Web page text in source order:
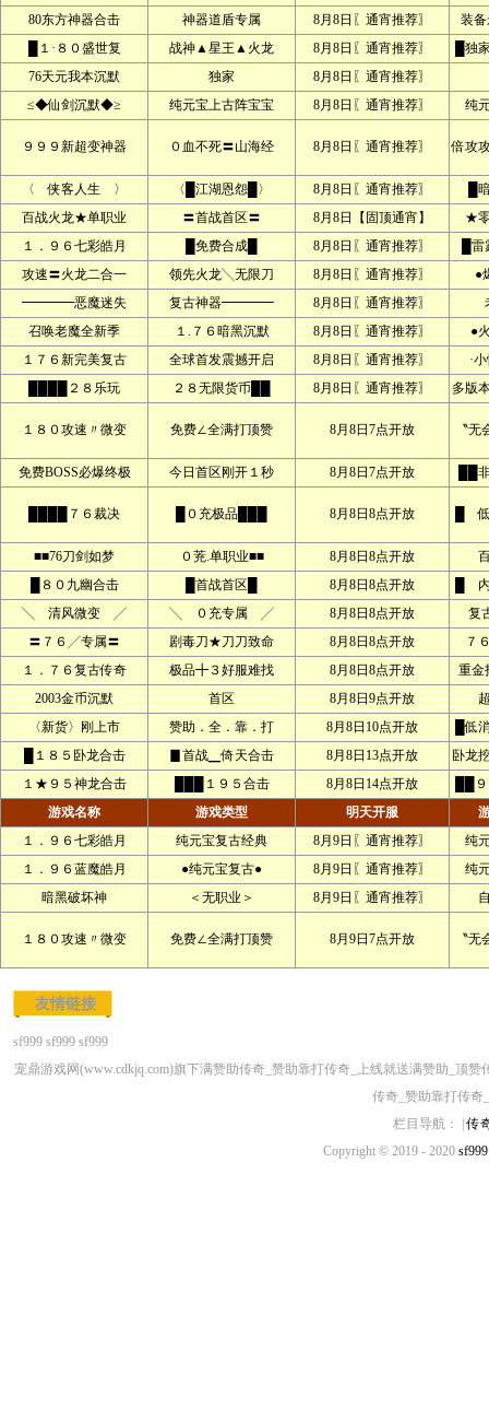
80东方神器合击 神器道盾专属 8月8日〖通宵推荐〗
装
█１·８０盛世复
战神▲星王▲火龙 8月8日〖通宵推荐〗
█独
76天元我本沉默
独家
8月8日〖通宵推荐〗
≤◆仙剑沉默◆≥
纯元宝上古阵宝宝 8月8日〖通宵推荐〗 纯
９９９新超变神器 ０血不死〓山海经 8月8日〖通宵推荐〗 倍攻
〈 侠客人生 〉 〈█江湖恩怨█〉 8月8日〖通宵推荐〗
█
百战火龙★单职业
〓首战首区〓 8月8日【固顶通宵】
★
１．９６七彩皓月
█免费合成█ 8月8日〖通宵推荐〗
█
攻速〓火龙二合一
领先火龙╲无限刀 8月8日〖通宵推荐〗
●
━━━━恶魔迷失
复古神器━━━━ 8月8日〖通宵推荐〗
召唤老魔全新季
１.７６暗黑沉默 8月8日〖通宵推荐〗
●
１７６新完美复古
全球首发震撼开启 8月8日〖通宵推荐〗
·
████２８乐玩
２８无限货币██ 8月8日〖通宵推荐〗 多版
１８０攻速〃微变 免费∠全满打顶赞 8月8日7点开放 〝
免费BOSS必爆终极 今日首区刚开１秒 8月8日7点开放 ██
████７６裁决 █０充极品███ 8月8日8点开放 █
■■76刀剑如梦 ０茺.单职业■■ 8月8日8点开放
█８０九幽合击
█首战首区█ 8月8日8点开放
█
╲ 清风微变 ╱
╲ ０充专属 ╱ 8月8日8点开放
复
〓７６╱专属〓
剧毒刀★刀刀致命 8月8日8点开放
７
１．７６复古传奇
极品╋３好服难找 8月8日8点开放
重金
2003金币沉默
首区 8月8日9点开放
〈新货〉刚上市
赞助．全．靠．打 8月8日10点开放
█低
█１８５卧龙合击
▊首战▁倚天合击 8月8日13点开放
卧龙
１★９５神龙合击
███１９５合击 8月8日14点开放
██
游戏名称
游戏类型 明天开服
１．９６七彩皓月
纯元宝复古经典 8月9日〖通宵推荐〗
纯
１．９６蓝魔皓月
●纯元宝复古● 8月9日〖通宵推荐〗
纯
暗黑破坏神
＜无职业＞ 8月9日〖通宵推荐〗
１８０攻速〃微变 免费∠全满打顶赞 8月9日7点开放 〝
友情链接
sf999 sf999 sf999
宠鼎游戏网(www.cdkjq.com)旗下满赞助传奇_赞助靠打传奇_上线就送满赞助_顶
传奇_赞助靠打传奇
栏目导航： |传
Copyright © 2019 - 2020 sf999